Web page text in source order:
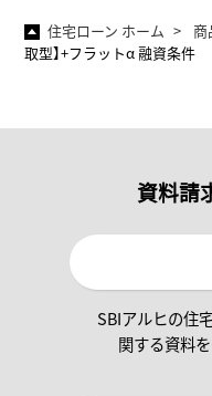
住宅ローン ホーム 商
取型】+フラットα 融資条件
資料請
SBIアルヒの住
関する資料